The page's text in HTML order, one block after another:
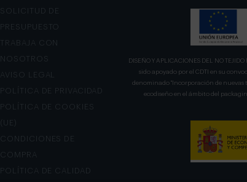
SOLICITUD DE
TRABAJA CON
AVISO LEGAL
POLÍTICA DE PRIVACIDAD
POLÍTICA DE COOKIES
CONDICIONES DE
COMPRA
POLÍTICA DE CALIDAD
DISEÑO Y APLICACIONES DEL NO
sido apoyado por el CDTI en su
denominado "Incorporación de nuevas
ecodiseño en el ámbito del